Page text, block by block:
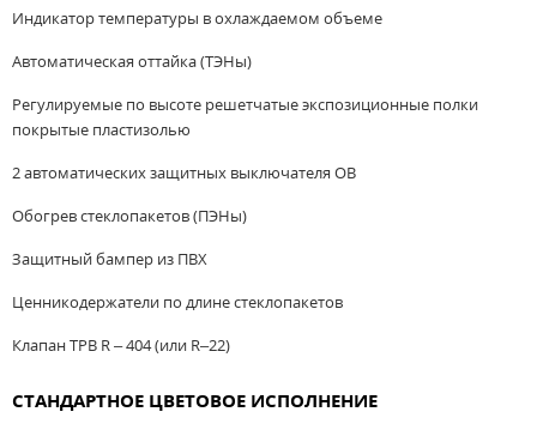
Индикатор температуры в охлаждаемом объеме
Автоматическая оттайка (ТЭНы)
Регулируемые по высоте решетчатые экспозиционные полки
покрытые пластизолью
2 автоматических защитных выключателя ОВ
Обогрев стеклопакетов (ПЭНы)
Защитный бампер из ПВХ
Ценникодержатели по длине стеклопакетов
Клапан ТРВ R – 404 (или R–22)
СТАНДАРТНОЕ ЦВЕТОВОЕ ИСПОЛНЕНИЕ